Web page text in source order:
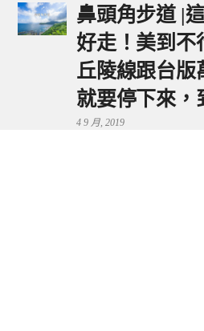
鼻頭角步道 |
好走！美到不
丘陵線跟台版
就要停下來，
4 9 月, 2019